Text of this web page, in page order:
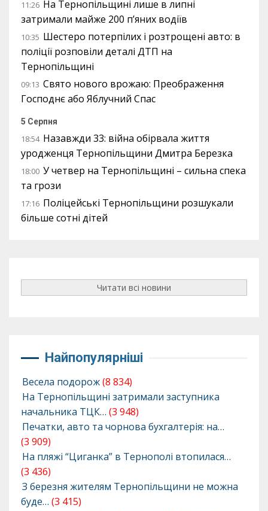
11:26 На Тернопільщині лише в липні
затримали майже 200 п’яних водіїв
10:35 Шестеро потерпілих і розтрощені авто: в
поліції розповіли деталі ДТП на
Тернопільщині
09:13 Свято нового врожаю: Преображення
Господнє або Яблучний Спас
5 Серпня
18:54 Назавжди 33: війна обірвала життя
уродженця Тернопільщини Дмитра Березка
18:00 У четвер на Тернопільщині – сильна спека
та грози
17:16 Поліцейські Тернопільщини розшукали
більше сотні дітей
Читати всі новини
Найпопулярніші
Весела подорож(8 834)
На Тернопільщині затримали заступника
начальника ТЦК… (3 948)
Печатки, авто та чорнова бухгалтерія: на…
(3 909)
На пляжі “Циганка” в Тернополі втопилася…
(3 436)
З березня жителям Тернопільщини не можна
буде… (3 415)